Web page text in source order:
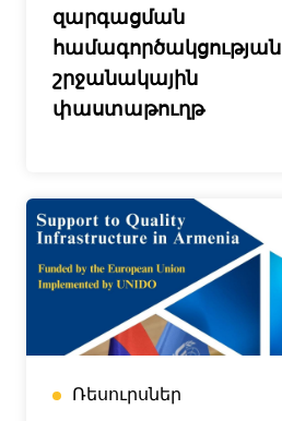
զարգացման
համագործակցության
շրջանակային
փաստաթուղթ
Ռեսուրսներ